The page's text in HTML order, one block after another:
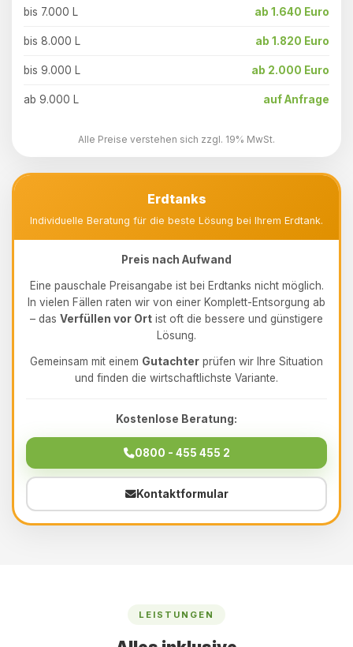
bis 7.000 L ab 1.640 Euro
bis 8.000 L ab 1.820 Euro
bis 9.000 L ab 2.000 Euro
ab 9.000 L auf Anfrage
Alle Preise verstehen sich zzgl. 19% MwSt.
Erdtanks
Individuelle Beratung für die beste Lösung bei Ihrem Erdtank.
Preis nach Aufwand
Eine pauschale Preisangabe ist bei Erdtanks nicht möglich.
In vielen Fällen raten wir von einer Komplett-Entsorgung ab
– das Verfüllen vor Ort ist oft die bessere und günstigere
Lösung.
Gemeinsam mit einem Gutachter prüfen wir Ihre Situation
und finden die wirtschaftlichste Variante.
Kostenlose Beratung:
0800 - 455 455 2
Kontaktformular
LEISTUNGEN